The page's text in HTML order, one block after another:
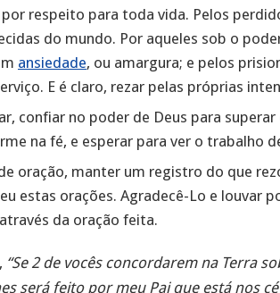
respeito para toda vida. Pelos
do mundo. Por aqueles sob o
ansiedade, ou amargura; e pelos
E é claro, rezar pelas próprias
confiar no poder de Deus para
na fé, e esperar para ver o trabalho
oração, manter um registro do que
estas orações. Agradecê-Lo e louvar
da oração feita.
“Se 2 de vocês concordarem na Terra
será feito por meu Pai que está nos